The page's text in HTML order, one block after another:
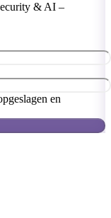
& AI –
en